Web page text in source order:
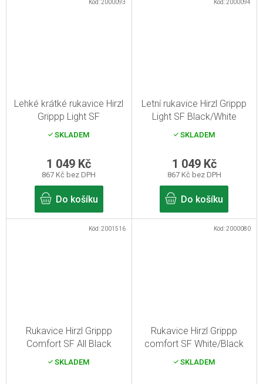
Lehké krátké rukavice Hirzl
Grippp Light SF
Black/White 11/XXL
SKLADEM
867 Kč bez DPH
1 049 Kč
Do košíku
Kód:2000093
Letní rukavice Hirzl Grippp
Light SF Black/White
12/XXXL
SKLADEM
867 Kč bez DPH
1 049 Kč
Do košíku
Kód:2000094
Rukavice Hirzl Grippp
Comfort SF All Black
12/XXXL
SKLADEM
Kód:2001516
Rukavice Hirzl Grippp
comfort SF White/Black
12/XXXL
SKLADEM
Kód:2000080